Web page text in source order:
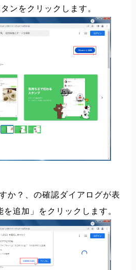
ンをクリックします。
か？、の確認ダイアログが表
追加」をクリックします。